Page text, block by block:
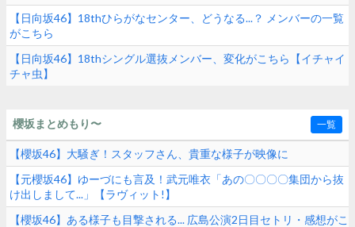
【日向坂46】18thひらがなセンター、どうなる...？ メンバーの一覧
がこちら
【日向坂46】18thシングル選抜メンバー、変化がこちら【イチャイ
チャ虫】
櫻坂まとめもり〜 一覧
【櫻坂46】大騒ぎ！スタッフさん、貴重な様子が映像に
【元櫻坂46】ゆーづにも言及！武元唯衣「あの〇〇〇〇集団から抜
け出しまして...」【ラヴィット!】
【櫻坂46】ある様子も目撃される... 広島公演2日目セトリ・感想がこ